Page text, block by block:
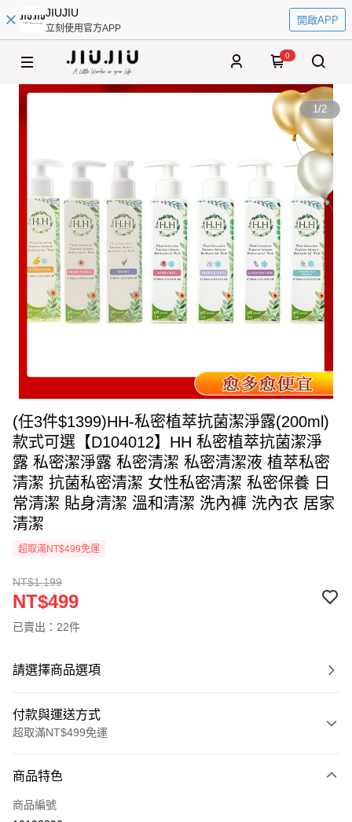
JIUJIU
立刻使用官方APP
開啟APP
0
1/2
(任3件$1399)HH-私密植萃抗菌潔淨露(200ml)
款式可選【D104012】HH 私密植萃抗菌潔淨
露 私密潔淨露 私密清潔 私密清潔液 植萃私密
清潔 抗菌私密清潔 女性私密清潔 私密保養 日
常清潔 貼身清潔 溫和清潔 洗內褲 洗內衣 居家
清潔
超取滿NT$499免運
NT$1,199
NT$499
已賣出：22件
請選擇商品選項
付款與運送方式
超取滿NT$499免運
信用卡一次付款
超商取貨付款
商品特色
商品編號